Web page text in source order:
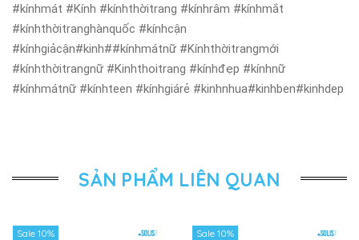
#kínhmát #Kính #kínhthờitrang #kínhrâm #kínhmắt
#kínhthờitranghànquốc #kínhcận
#kínhgiảcận#kinh##kínhmátnữ #Kínhthờitrangmới
#kínhthờitrangnữ #Kinhthoitrang #kínhđẹp #kínhnữ
#kínhmátnữ #kínhteen #kínhgiárẻ #kinhnhua#kinhben#kinhdep
SẢN PHẨM LIÊN QUAN
Sale 10% Sale 10%